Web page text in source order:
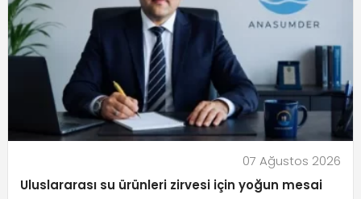
07 Ağustos 2026
Uluslararası su ürünleri zirvesi için yoğun mesai